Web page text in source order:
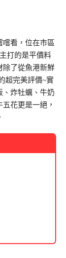
嚐看，位在市區
打的是平價料
除了從魚港新鮮
超完美評價~實
、炸牡蠣、牛奶
花更是一絕，